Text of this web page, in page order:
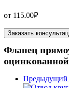
от 115.00₽
Заказать
Фланец
Предыдущий